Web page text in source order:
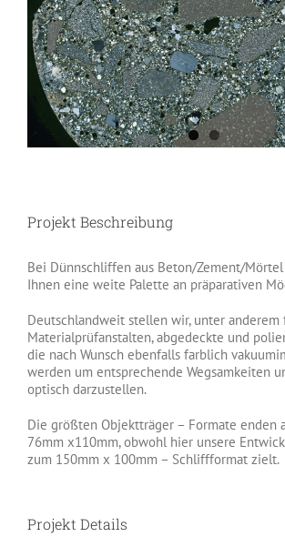
Projekt Beschreibung
Bei Dünnschliffen aus Beton/Zement/
Ihnen eine weite Palette an präparativen
Deutschlandweit stellen wir, unter anderem
Materialprüfanstalten, abgedeckte und
die nach Wunsch ebenfalls farblich
werden um entsprechende Wegsamkeiten
optisch darzustellen.
Die größten Objektträger – Formate enden
76mm x110mm, obwohl hier unsere
zum 150mm x 100mm – Schliffformat zielt.
Projekt Details